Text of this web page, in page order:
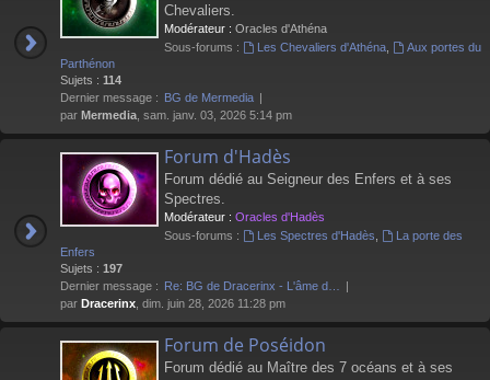
Chevaliers.
Modérateur : Oracles d'Athéna
Sous-forums :
Les Chevaliers d'Athéna,
Aux portes du
Parthénon
Sujets : 114
Dernier message : BG de Mermedia
par Mermedia , sam. janv. 03, 2026 5:14 pm
Forum d'Hadès
Forum dédié au Seigneur des Enfers et à ses
Spectres.
Modérateur : Oracles d'Hadès
Sous-forums :
Les Spectres d'Hadès
La porte des
Enfers
Sujets : 197
Dernier message : Re: BG de Dracerinx - L'âme d…
par Dracerinx , dim. juin 28, 2026 11:28 pm
Forum de Poséidon
Forum dédié au Maître des 7 océans et à ses